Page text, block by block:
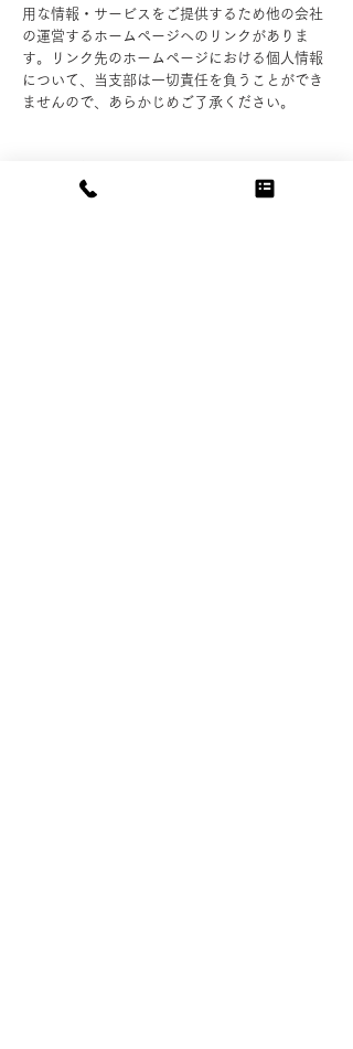
用な情報・サービスをご提供するため他の会社
の運営するホームページへのリンクがありま
す。リンク先のホームページにおける個人情報
について、当支部は一切責任を負うことができ
ませんので、あらかじめご了承ください。
当支部ホームページはWixを利用しており、個